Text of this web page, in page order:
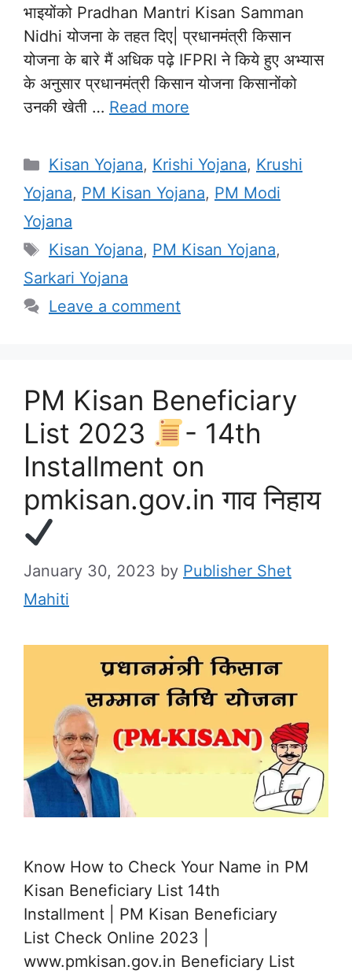
भाइयोंको Pradhan Mantri Kisan Samman
Nidhi योजना के तहत दिए| प्रधानमंत्री किसान
योजना के बारे मैं अधिक पढ़े IFPRI ने किये हुए अभ्यास
के अनुसार प्रधानमंत्री किसान योजना किसानोंको
उनकी खेती … Read more
Categories
Kisan Yojana, Krishi Yojana, Krushi
Yojana, PM Kisan Yojana, PM Modi
Yojana
Tags
Kisan Yojana, PM Kisan Yojana,
Sarkari Yojana
Leave a comment
PM Kisan Beneficiary
List 2023
- 14th
Installment on
pmkisan.gov.in गाव निहाय
January 30, 2023 by Publisher Shet
Mahiti
Know How to Check Your Name in PM
Kisan Beneficiary List 14th
Installment | PM Kisan Beneficiary
List Check Online 2023 |
www.pmkisan.gov.in Beneficiary List